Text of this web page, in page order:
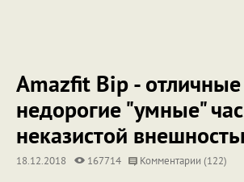
Amazfit Bip -
недорогие "умные"
неказистой
18.12.2018 167714 Комментарии (122)